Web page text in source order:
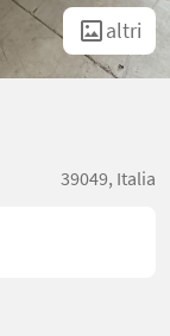
altri
39049, Italia